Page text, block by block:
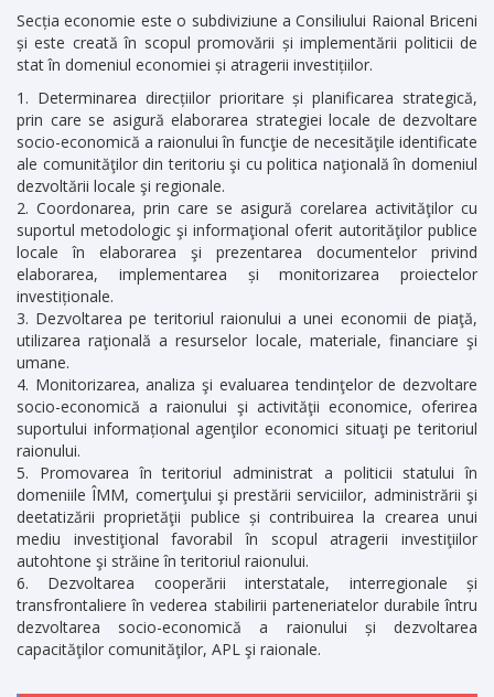
Secția economie este o subdiviziune a Consiliului Raional Briceni
și este creată în scopul promovării și implementării politicii de
stat în domeniul economiei și atragerii investițiilor.
Determinarea direcțiilor prioritare și planificarea strategică,
prin care se asigură elaborarea strategiei locale de dezvoltare
socio-economică a raionului în funcţie de necesităţile identificate
ale comunităţilor din teritoriu şi cu politica naţională în domeniul
dezvoltării locale şi regionale.
Coordonarea, prin care se asigură corelarea activităţilor cu
suportul metodologic şi informaţional oferit autorităţilor publice
locale în elaborarea şi prezentarea documentelor privind
elaborarea, implementarea și monitorizarea proiectelor
investiționale.
Dezvoltarea pe teritoriul raionului a unei economii de piaţă,
utilizarea raţională a resurselor locale, materiale, financiare şi
umane.
Monitorizarea, analiza şi evaluarea tendinţelor de dezvoltare
socio-economică a raionului şi activităţii economice, oferirea
suportului informațional agenţilor economici situaţi pe teritoriul
raionului.
Promovarea în teritoriul administrat a politicii statului în
domeniile ÎMM, comerţului şi prestării serviciilor, administrării şi
deetatizării proprietăţii publice și contribuirea la crearea unui
mediu investiţional favorabil în scopul atragerii investiţiilor
autohtone şi străine în teritoriul raionului.
Dezvoltarea cooperării interstatale, interregionale și
transfrontaliere în vederea stabilirii parteneriatelor durabile întru
dezvoltarea socio-economică a raionului și dezvoltarea
capacităţilor comunităţilor, APL şi raionale.